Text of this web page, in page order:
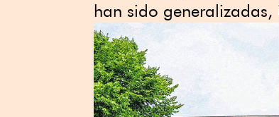
han sido generalizadas,